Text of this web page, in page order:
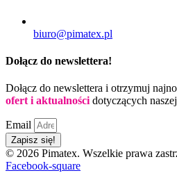
biuro@pimatex.pl
Dołącz do newslettera!
Dołącz do newslettera i otrzymuj
ofert i aktualności dotyczących
Email
Zapisz się!
© 2026 Pimatex. Wszelkie prawa
Facebook-square